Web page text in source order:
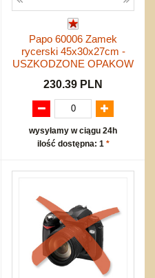
Papo 60006 Zamek
rycerski 45x30x27cm -
USZKODZONE OPAKOW
230.39 PLN
wysyłamy w ciągu 24h
ilość dostępna: 1 *